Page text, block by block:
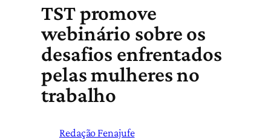
TST promove
webinário sobre os
desafios enfrentados
pelas mulheres no
trabalho
Redação Fenajufe